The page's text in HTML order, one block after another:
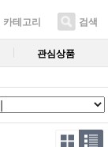
카테고리 검색
관심상품